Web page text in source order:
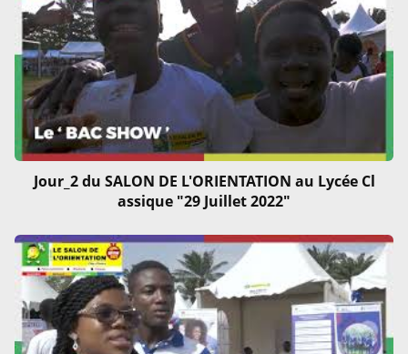
Jour_2 du SALON DE L'ORIENTATION au Lycée Cl
assique "29 Juillet 2022"